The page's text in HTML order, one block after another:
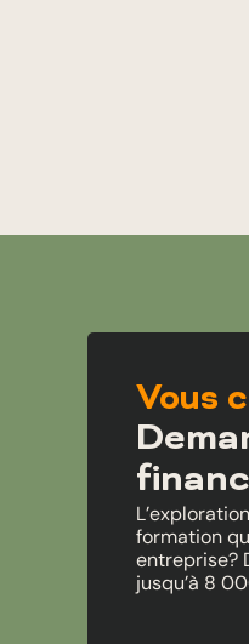
Vous
formation
entreprise?
jusqu’à 8